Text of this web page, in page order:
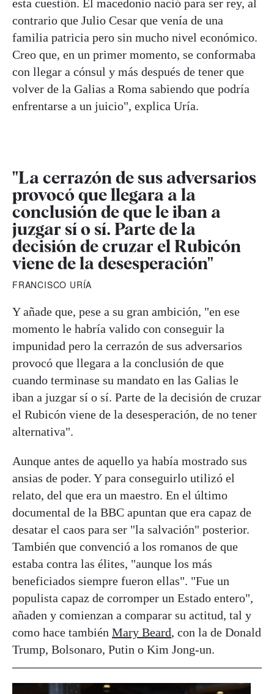
esta cuestión. El macedonio nació para ser rey, al
contrario que Julio Cesar que venía de una
familia patricia pero sin mucho nivel económico.
Creo que, en un primer momento, se conformaba
con llegar a cónsul y más después de tener que
volver de la Galias a Roma sabiendo que podría
enfrentarse a un juicio", explica Uría.
"La cerrazón de sus adversarios
provocó que llegara a la
conclusión de que le iban a
juzgar sí o sí. Parte de la
decisión de cruzar el Rubicón
viene de la desesperación"
FRANCISCO URÍA
Y añade que, pese a su gran ambición, "en ese
momento le habría valido con conseguir la
impunidad pero la cerrazón de sus adversarios
provocó que llegara a la conclusión de que
cuando terminase su mandato en las Galias le
iban a juzgar sí o sí. Parte de la decisión de cruzar
el Rubicón viene de la desesperación, de no tener
alternativa".
Aunque antes de aquello ya había mostrado sus
ansias de poder. Y para conseguirlo utilizó el
relato, del que era un maestro. En el último
documental de la BBC apuntan que era capaz de
desatar el caos para ser "la salvación" posterior.
También que convenció a los romanos de que
estaba contra las élites, "aunque los más
beneficiados siempre fueron ellas". "Fue un
populista capaz de corromper un Estado entero",
añaden y comienzan a comparar su actitud, tal y
como hace también Mary Beard, con la de Donald
Trump, Bolsonaro, Putin o Kim Jong-un.